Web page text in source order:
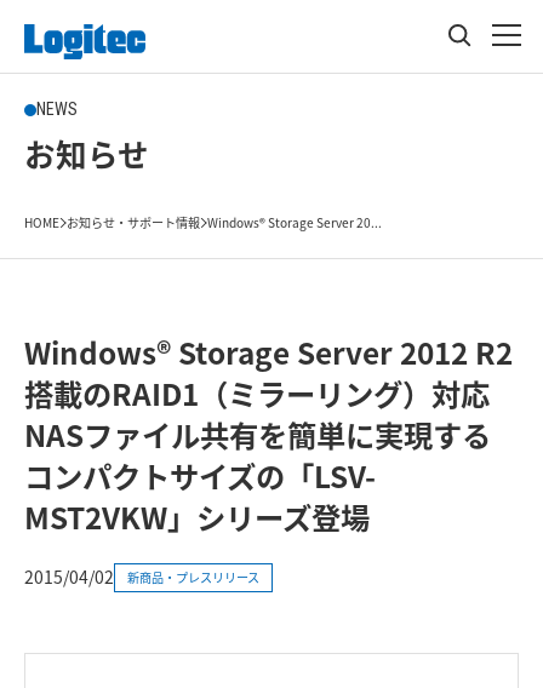
NEWS
お知らせ
HOME お知らせ・サポート情報 Windows® Storage Server 20...
Windows® Storage Server 2012 R2
搭載のRAID1（ミラーリング）対応
NASファイル共有を簡単に実現する
コンパクトサイズの「LSV-
MST2VKW」シリーズ登場
2015/04/02 新商品・プレスリリース